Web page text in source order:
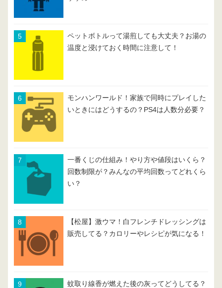
ペットボトルって湯煎しても大丈夫？お湯の
温度と浸けておく時間に注意して！
モンハンワールド！家族で同時にプレイした
いときにはどうするの？PS4は人数分必要？
一番くじの仕組み！やり方や値段はいくら？
回数制限が？みんなの平均回数ってどれくら
い？
【松屋】激ウマ！白フレンチドレッシングは
販売してる？カロリーやレシピが気になる！
蚊取り線香が燃えた後の灰ってどうしてる？